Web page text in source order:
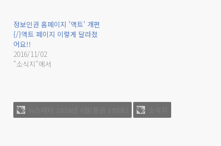
정보인권 홈페이지 '액트' 개편
{/}액트 페이지 이렇게 달라졌
어요!!
2016/11/02
"소식지"에서